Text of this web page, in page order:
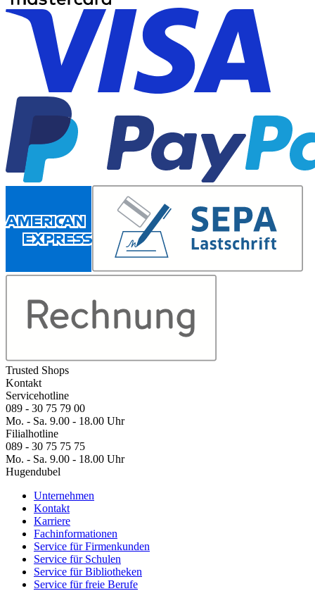
Trusted Shops
Kontakt
Servicehotline
089 - 30 75 79 00
Mo. - Sa. 9.00 - 18.00 Uhr
Filialhotline
089 - 30 75 75 75
Mo. - Sa. 9.00 - 18.00 Uhr
Hugendubel
Unternehmen
Kontakt
Karriere
Fachinformationen
Service für Firmenkunden
Service für Schulen
Service für Bibliotheken
Service für freie Berufe